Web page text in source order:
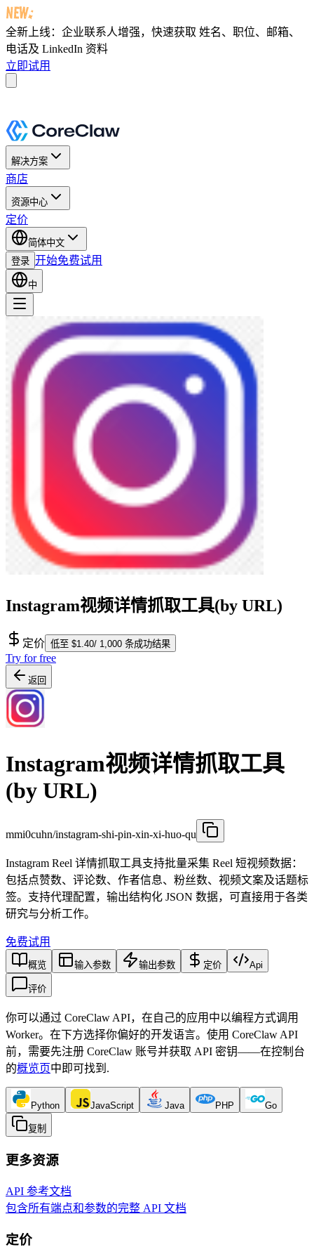
全新上线：企业联系人增强，快速获取 姓名、职位、邮箱、
电话及 LinkedIn 资料
立即试用
解决方案
商店
资源中心
定价
简体中文
登录 开始免费试用
中
Instagram视频详情抓取工具(by URL)
定价 低至 $1.40/ 1,000 条成功结果
Try for free
返回
Instagram视频详情抓取工具
(by URL)
mmi0cuhn/instagram-shi-pin-xin-xi-huo-qu
Instagram Reel 详情抓取工具支持批量采集 Reel 短视频数据：
包括点赞数、评论数、作者信息、粉丝数、视频文案及话题标
签。支持代理配置，输出结构化 JSON 数据，可直接用于各类
研究与分析工作。
免费试用
概览 输入参数 输出参数 定价 Api
评价
你可以通过 CoreClaw API，在自己的应用中以编程方式调用
Worker。在下方选择你偏好的开发语言。使用 CoreClaw API
前，需要先注册 CoreClaw 账号并获取 API 密钥——在控制台
的概览页中即可找到 .
Python JavaScript Java PHP Go
复制
更多资源
API 参考文档
包含所有端点和参数的完整 API 文档
定价